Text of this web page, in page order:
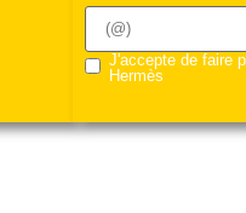
J'accepte de faire
Hermès